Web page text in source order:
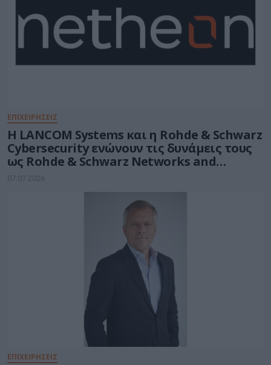
ΕΠΙΧΕΙΡΗΣΕΙΣ
Η LANCOM Systems και η Rohde & Schwarz
Cybersecurity ενώνουν τις δυνάμεις τους
ως Rohde & Schwarz Networks and
Cybersecurity
07.07.2026
ΕΠΙΧΕΙΡΗΣΕΙΣ